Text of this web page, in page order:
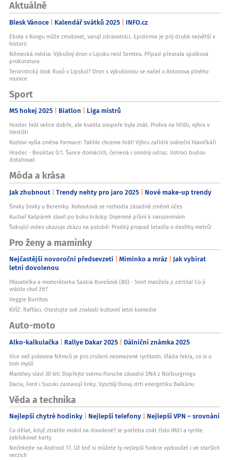
Univerzální použití
Pro všechny typy plechu
Pro formy na pečení
Pro roládové plechy
Pro pizzu a quiche
Bez vlivu na chuť
Na rozdíl od bělených papírů, které mohou zanechat chemickou
pachuť, nebělený papír neovlivňuje chuť ani vůni pečiva.
Specifikace
Parametr
Hodnota
Délka role
19,8 m
33 cm
Materiál
Nebělený papír
Certifikace
TCF, FSC
Teplotní odolnost
Do 220°C
Nepřilnavý
Ano
Kompostovatelnost
Ano
Obal
Recyklovaný papír
O značce If you care
If you care je ekologická značka specializující se na výrobu domácích
potřeb šetrných k životnímu prostředí. Při výrobě používá nebělené a
recyklovatelné materiály, splňující vysoké požadavky na kvalitu,
bezpečnost a biodegradovatelnost. Produkty minimálně zatěžují
životní prostředí, využívají obnovitelné zdroje surovin a jsou nositeli
přísných certifikátů TCF a FSC pro papír.
Tipy pro použití
Pro pečení:
Odměřte požadovanou délku papíru
Vyložte plech nebo formu
Naneste těsto
Pečte podle receptu do 220°C
Po vychladnutí snadno odlepte
Aktuálně
Blesk Vánoce Kalendář svátků 2025 INFO.cz
Ebola v Kongu může zmutovat, varují zdravotníci. Epidemie je prý druhá největší v
historii
Německá média: Výbušný dron v Lipsku nesl Semtex. Případ převzala spolková
prokuratura
Teroristický útok Rusů v Lipsku!? Dron s výbušninou se našel u Antonova plného
munice
Sport
MS hokej 2025 Biatlon Liga mistrů
Hradec hrál velice dobře, ale kvalita soupeře byla znát. Prohra na hřišti, výhra v
hledišti
Kozlovi vyšla změna formace: Takhle chceme hrát! Výhru zařídili sváteční hlavičkáři
Hradec - Besiktas 0:1. Šance domácích, červená i smolný odraz. Votroci budou
dotahovat
Móda a krása
Jak zhubnout Trendy nehty pro jaro 2025 Nové make-up trendy
Šmiky šmiky u Bereniky. Kohoutová se rozhodla zásadně změnit účes
Kuchař Kašpárek slavil po boku krásky: Dojemné přání k narozeninám
Šokující video ukazuje zkázu na palubě: Prudký propad letadla o desítky metrů!
Pro ženy a maminky
Nejčastější novoroční předsevzetí Miminko a mráz Jak vybírat
letní dovolenou
Hlasatelka a moderátorka Saskia Burešová (80) - Smrt manžela ji zdrtila! Co jí
vrátilo chuť žít?
Veggie Burritos
KVÍZ: Rafťáci. Otestujte své znalosti kultovní letní komedie
Auto-moto
Alko-kalkulačka Rallye Dakar 2025 Dálniční známka 2025
Více než polovina Němců je pro zrušení neomezené rychlosti. Vláda řekla, co si o
tom myslí
Manthey slaví 30 let: Dopřejte svému Porsche závodní DNA z Nürburgringu
Dacia, Ford i Suzuki zastavují linky. Vyschlý Dunaj drtí energetiku Balkánu
Věda a technika
Nejlepší chytré hodinky Nejlepší telefony Nejlepší VPN – srovnání
Co dělat, když ztratíte mobil na dovolené? Je potřeba znát číslo IMEI a rychle
zablokovat karty
Nečekejte na Android 17. Už teď si můžete ty nejlepší funkce vyzkoušet i ve starších
verzích